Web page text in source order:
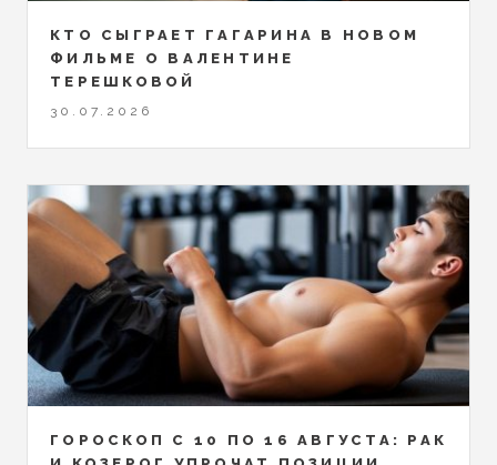
КТО СЫГРАЕТ ГАГАРИНА В НОВОМ
ФИЛЬМЕ О ВАЛЕНТИНЕ
ТЕРЕШКОВОЙ
30.07.2026
ГОРОСКОП С 10 ПО 16 АВГУСТА: РАК